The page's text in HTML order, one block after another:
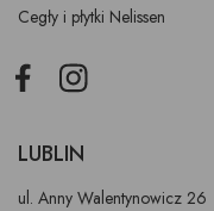
Cegły i płytki Nelissen
FacebookInstagram
LUBLIN
ul. Anny Walentynowicz 26